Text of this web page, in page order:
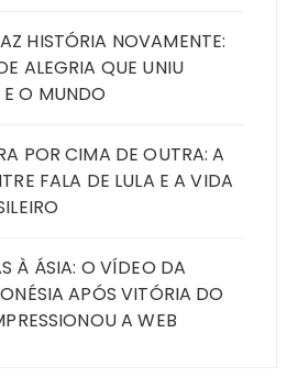
HISTÓRIA NOVAMENTE:
ALEGRIA QUE UNIU
O MUNDO
POR CIMA DE OUTRA: A
FALA DE LULA E A VIDA
À ÁSIA: O VÍDEO DA
APÓS VITÓRIA DO
A WEB